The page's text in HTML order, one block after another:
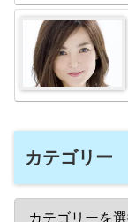
カテゴリー